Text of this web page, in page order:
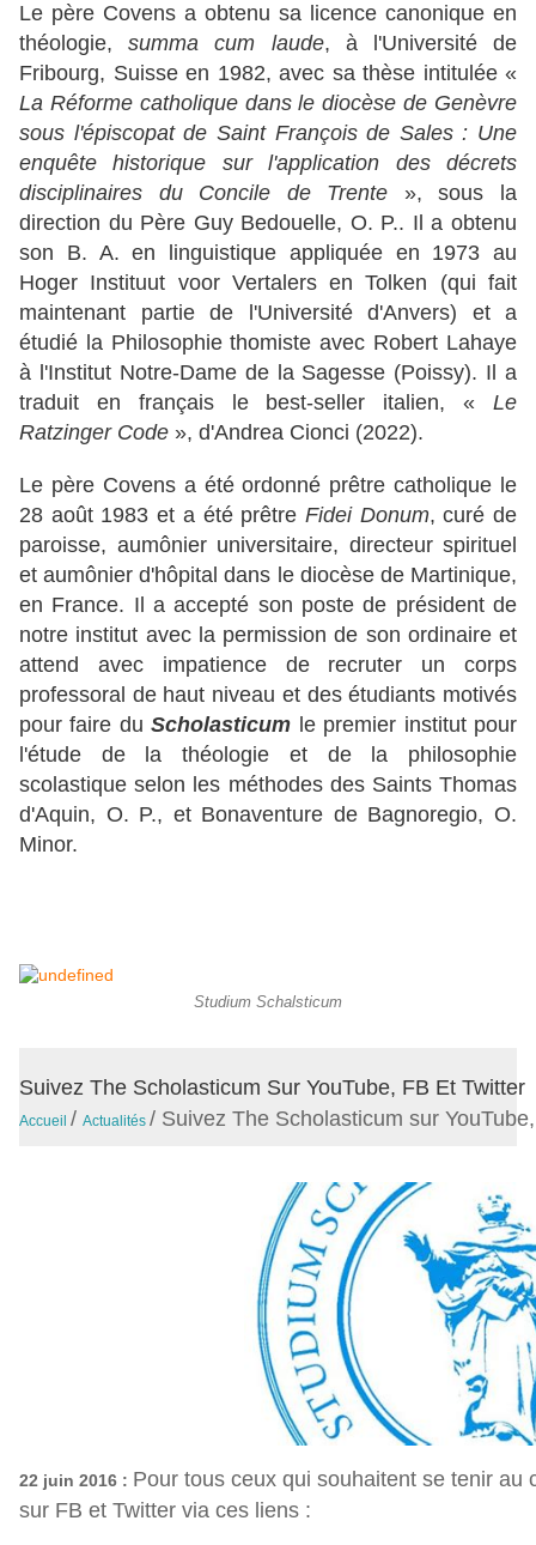
Le père Covens a obtenu sa licence canonique en
théologie,summa cum laude, à l'Université de
Fribourg, Suisse en 1982, avec sa thèse intitulée «
La Réforme catholique dans le diocèse de Genèvre
sous l'épiscopat de Saint François de Sales : Une
enquête historique sur l'application des décrets
disciplinaires du Concile de Trente », sous la
direction du Père Guy Bedouelle, O. P.. Il a obtenu
son B. A. en linguistique appliquée en 1973 au
Hoger Instituut voor Vertalers en Tolken (qui fait
maintenant partie de l'Université d'Anvers) et a
étudié la Philosophie thomiste avec Robert Lahaye
à l'Institut Notre-Dame de la Sagesse (Poissy). Il a
traduit en français le best-seller italien, « Le
Ratzinger Code », d'Andrea Cionci (2022).
Le père Covens a été ordonné prêtre catholique le
28 août 1983 et a été prêtre Fidei Donum, curé de
paroisse, aumônier universitaire, directeur spirituel
et aumônier d'hôpital dans le diocèse de Martinique,
en France. Il a accepté son poste de président de
notre institut avec la permission de son ordinaire et
attend avec impatience de recruter un corps
professoral de haut niveau et des étudiants motivés
pour faire duScholasticum le premier institut pour
l'étude de la théologie et de la philosophie
scolastique selon les méthodes des Saints Thomas
d'Aquin, O. P., et Bonaventure de Bagnoregio, O.
Minor.
Studium Schalsticum
Suivez The Scholasticum Sur YouTube, FB Et Twitter
Accueil / Actualités / Suivez The Scholasticum sur
22 juin 2016 : Pour tous ceux qui souhaitent se tenir
sur FB et Twitter via ces liens :